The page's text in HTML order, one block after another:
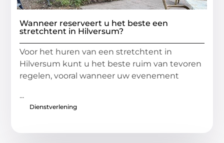
Wanneer reserveert u het beste een
stretchtent in Hilversum?
Voor het huren van een stretchtent in
Hilversum kunt u het beste ruim van tevoren
regelen, vooral wanneer uw evenement
...
Dienstverlening